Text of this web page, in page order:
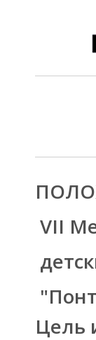
VII
Цель